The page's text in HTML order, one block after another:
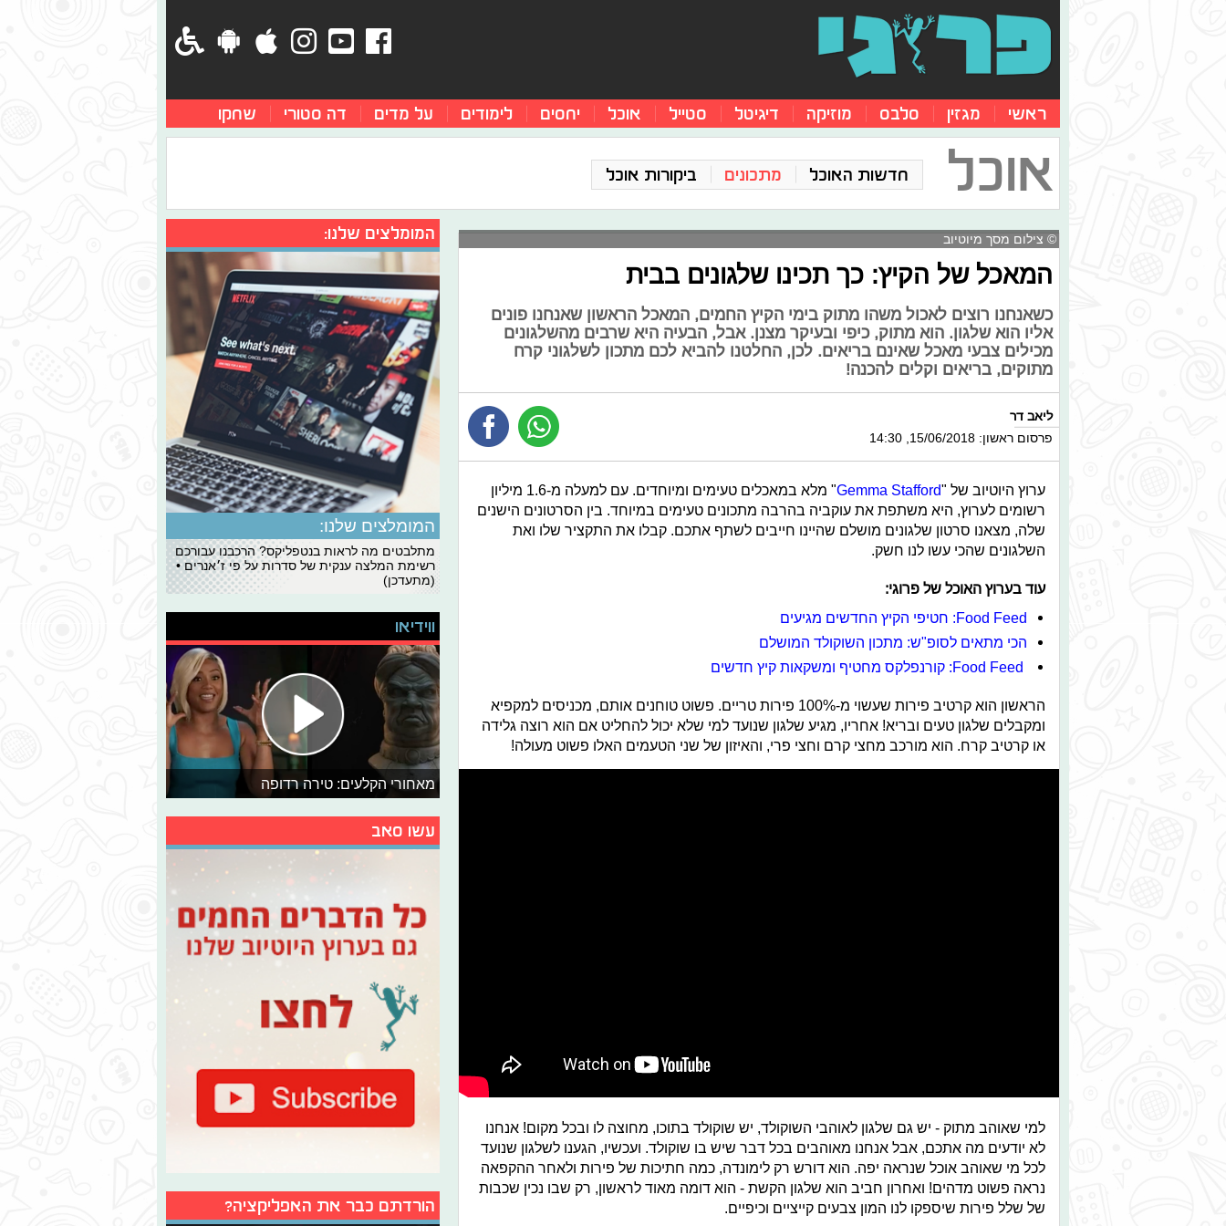
ראשי מגזין סלבס מוזיקה דיגיטל סטייל אוכל יחסים לימודים על מדים דה סטורי שחקו
אוכל חדשות האוכל מתכונים ביקורות אוכל
© צילום מסך מיוטיוב
המאכל של הקיץ: כך תכינו שלגונים בבית
כשאנחנו רוצים לאכול משהו מתוק בימי הקיץ החמים, המאכל הראשון שאנחנו פונים
אליו הוא שלגון. הוא מתוק, כיפי ובעיקר מצנן. אבל, הבעיה היא שרבים מהשלגונים
מכילים צבעי מאכל שאינם בריאים. לכן, החלטנו להביא לכם מתכון לשלגוני קרח
מתוקים, בריאים וקלים להכנה!
ליאב דר
פרסום ראשון: 15/06/2018, 14:30
ערוץ היוטיוב של "Gemma Stafford
" מלא במאכלים טעימים ומיוחדים. עם למעלה מ-1.6 מיליון
רשומים לערוץ, היא משתפת את עוקביה בהרבה מתכונים טעימים במיוחד. בין הסרטונים הישנים
שלה, מצאנו סרטון שלגונים מושלם שהיינו חייבים לשתף אתכם. קבלו את התקציר שלו ואת
השלגונים שהכי עשו לנו חשק.
עוד בערוץ האוכל של פרוגי:
Food Feed: חטיפי הקיץ החדשים מגיעים
הכי מתאים לסופ"ש: מתכון השוקולד המושלם
Food Feed: קורנפלקס מחטיף ומשקאות קיץ חדשים
הראשון הוא קרטיב פירות שעשוי מ-100% פירות טריים. פשוט טוחנים אותם, מכניסים למקפיא
ומקבלים שלגון טעים ובריא! אחריו, מגיע שלגון שנועד למי שלא יכול להחליט אם הוא רוצה גלידה
או קרטיב קרח. הוא מורכב מחצי קרם וחצי פרי, והאיזון של שני הטעמים האלו פשוט מעולה!
למי שאוהב מתוק - יש גם שלגון לאוהבי השוקולד, יש שוקולד בתוכו, מחוצה לו ובכל מקום! אנחנו
לא יודעים מה אתכם, אבל אנחנו מאוהבים בכל דבר שיש בו שוקולד. ועכשיו, הגענו לשלגון שנועד
לכל מי שאוהב אוכל שנראה יפה. הוא דורש רק לימונדה, כמה חתיכות של פירות ולאחר ההקפאה
נראה פשוט מדהים! ואחרון חביב הוא שלגון הקשת - הוא דומה מאוד לראשון, רק שבו נכין שכבות
של שלל פירות שיספקו לנו המון צבעים קייציים וכיפיים.
המומלצים שלנו:
המומלצים שלנו:
מתלבטים מה לראות בנטפליקס? הרכבנו עבורכם
רשימת המלצה ענקית של סדרות על פי ז׳אנרים •
(מתעדכן)
ווידיאו
מאחורי הקלעים: טירה רדופה
עשו סאב
הורדתם כבר את האפליקציה?